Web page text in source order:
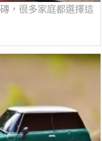
，很多家庭都選擇這